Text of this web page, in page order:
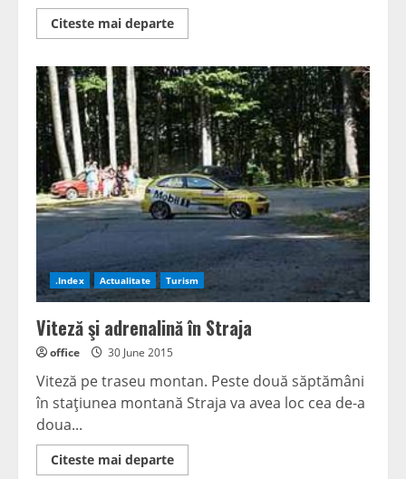
Citeste mai departeRead
more
un
milion
pentru
reparaţiile
drumurilor
.Index Actualitate Turism
Viteză şi adrenalină în Straja
office 30 June 2015
Viteză pe traseu montan. Peste două săptămâni
în staţiunea montană Straja va avea loc cea de-a
doua...
Citeste mai departeRead
more